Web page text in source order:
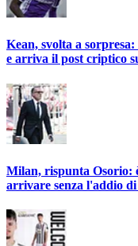
Kean, svolta a
e arriva il post criptico
Milan, rispunta Osorio:
arrivare senza l'addio